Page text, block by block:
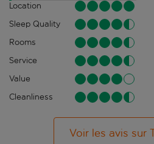
Location
Sleep Quality
Rooms
Service
Value
Cleanliness
Voir les avis sur